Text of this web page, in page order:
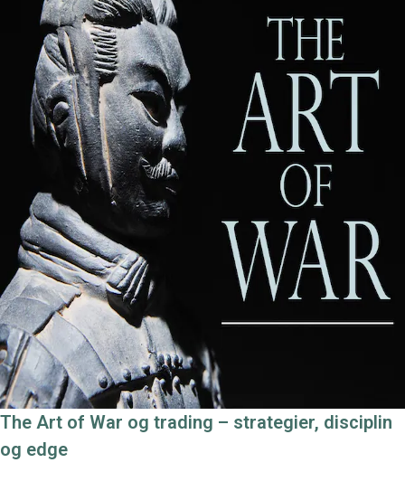
The Art of War og trading – strategier, disciplin
og edge